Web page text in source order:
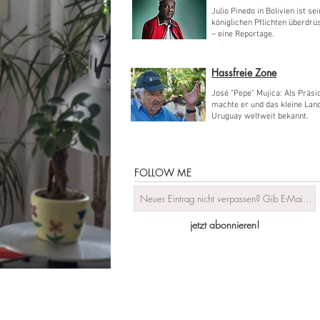
Julio Pinedo in Bolivien ist
königlichen Pflichten
– eine Reportage.
Hassfreie Zone
José "Pepe" Mujica: Als
machte er und das kleine
Uruguay weltweit bekannt.
jetzt abonnieren!
FOLLOW ME